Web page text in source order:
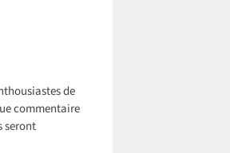
de
commentaire
seront